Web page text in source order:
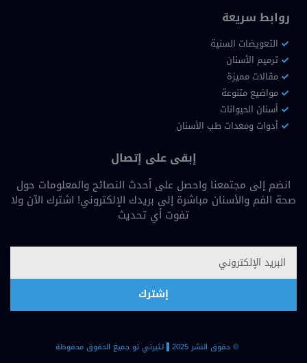
التعويضات السنية
ترميم الأسنان
مقالات مميزة
مواضيع متنوعة
أسنان الحيوانات
أدوات ومعدات طب الأسنان
إبقى على إتصال
انضم إلى مجتمعنا واحصل على أحدث النصائح والمعلومات حول
صحة الفم والأسنان مباشرة إلى بريدك الإلكتروني! اشترك الآن ولا
تفوت أي تحديث
© حقوق النشر 2025 ▐لـثيرتي تو جميع الحقوق محفوظة